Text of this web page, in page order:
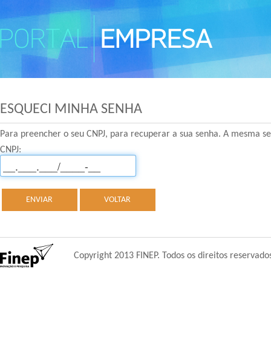
ESQUECI MINHA SENHA
Para preencher o seu CNPJ, para recuperar a sua senha. A
CNPJ:
ENVIAR VOLTAR
Copyright 2013 FINEP. Todos os direitos